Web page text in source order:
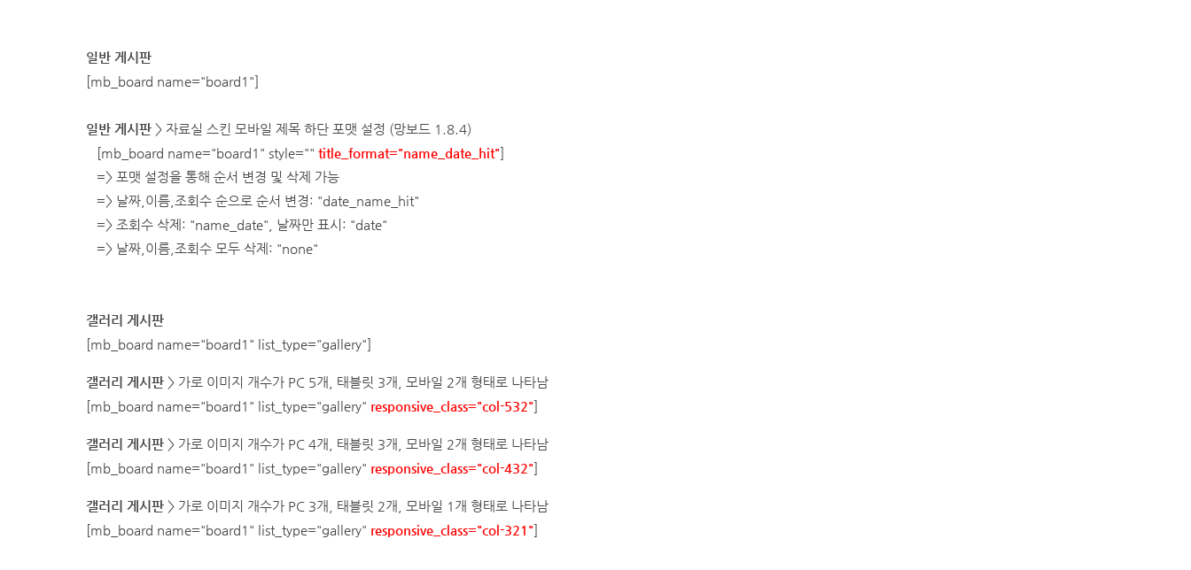
일반 게시판
[mb_board name="board1 "]
일반 게시판 > 자료실 스킨 모바일 제목 하단 포맷 설정 (망보드 1.8.4)
[mb_board name="board1" style="" title_format="name_date_hit"]
=> 포맷 설정을 통해 순서 변경 및 삭제 가능
=> 날짜,이름,조회수 순으로 순서 변경: "date_name_hit"
=> 조회수 삭제: "name_date", 날짜만 표시: "date"
=> 날짜,이름,조회수 모두 삭제: "none"
갤러리 게시판
[mb_board name="board1 " list_type="gallery"]
갤러리 게시판 > 가로 이미지 개수가 PC 5개, 태블릿 3개, 모바일 2개 형태로 나타남
[mb_board name="board1 " list_type="gallery" responsive_class="col-532"]
갤러리 게시판 > 가로 이미지 개수가 PC 4개, 태블릿 3개, 모바일 2개 형태로 나타남
[mb_board name="board1 " list_type="gallery" responsive_class="col-432"]
갤러리 게시판 > 가로 이미지 개수가 PC 3개, 태블릿 2개, 모바일 1개 형태로 나타남
[mb_board name="board1 " list_type="gallery" responsive_class="col-321"]